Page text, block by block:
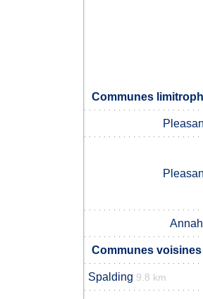
Communes
Communes
Spalding 9.8 km